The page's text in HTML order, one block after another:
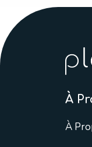
À
À